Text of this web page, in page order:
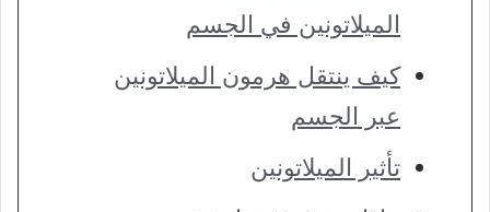
الميلاتونين في الجسم
كيف ينتقل هرمون الميلاتونين
عبر الجسم
تأثير الميلاتونين